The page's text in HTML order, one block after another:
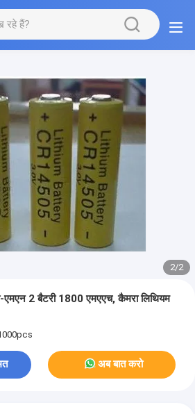
2/2
2 बैटरी 1800 एमएएच, कैमरा लिथियम
अब बात करो